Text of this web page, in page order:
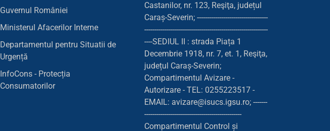
Guvernul României
Ministerul Afacerilor Interne
Departamentul pentru Situatii de
Urgență
InfoCons - Protecția
Consumatorilor
Castanilor, nr. 123, Reşiţa, județul
Caraș-Severin; -----------------------------------
-------------------------------------------------------------
----SEDIUL II : strada Piața 1
Decembrie 1918, nr. 7, et. 1, Reşiţa,
județul Caraș-Severin;
Compartimentul Avizare -
Autorizare - TEL: 0255223517 -
EMAIL: avizare@isucs.igsu.ro; -------
------------------------------------------------
Compartimentul Control și